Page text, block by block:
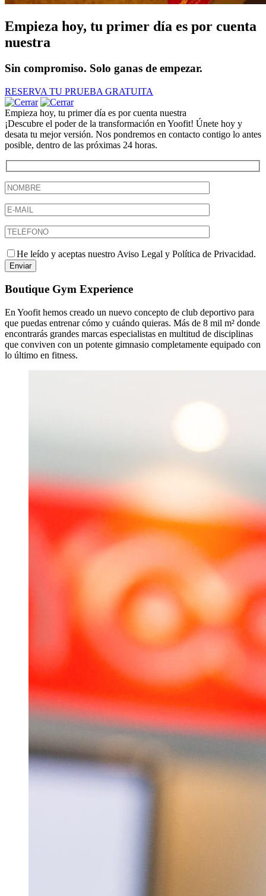
Empieza hoy, tu primer día es por cuenta
nuestra
Sin compromiso. Solo ganas de empezar.
RESERVA TU PRUEBA GRATUITA
Empieza hoy, tu primer día es por cuenta nuestra
¡Descubre el poder de la transformación en Yoofit! Únete hoy y
desata tu mejor versión. Nos pondremos en contacto contigo lo antes
posible, dentro de las próximas 24 horas.
He leído y aceptas nuestro Aviso Legal y Política de Privacidad.
Boutique Gym Experience
En Yoofit hemos creado un nuevo concepto de club deportivo para
que puedas entrenar cómo y cuándo quieras. Más de 8 mil m² donde
encontrarás grandes marcas especialistas en multitud de disciplinas
que conviven con un potente gimnasio completamente equipado con
lo último en fitness.